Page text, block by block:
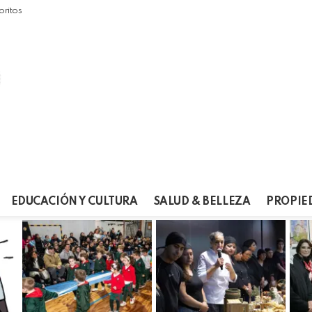
EDUCACIÓN Y CULTURA SALUD & BELLEZA